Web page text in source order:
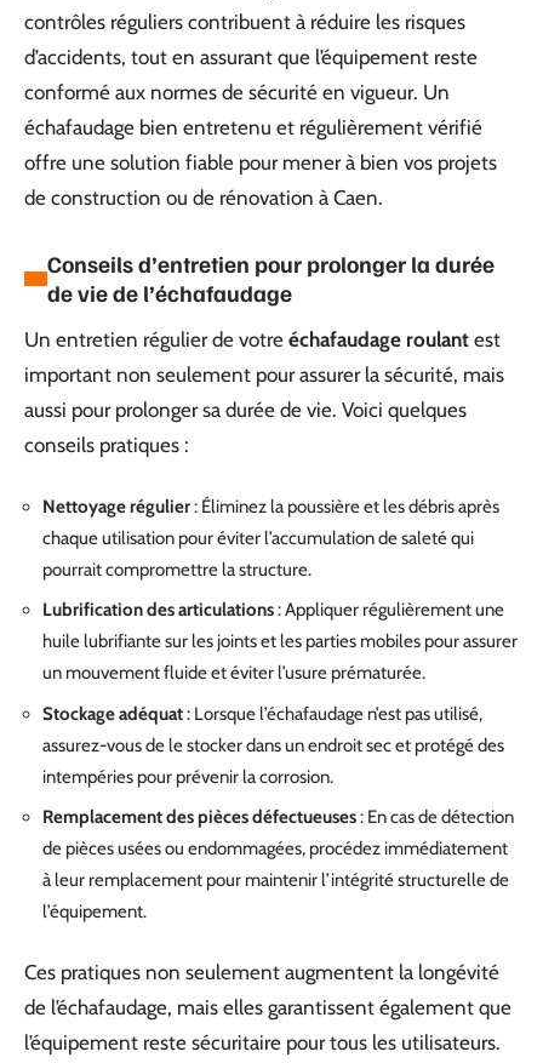
contrôles réguliers contribuent à réduire les risques
d’accidents, tout en assurant que l’équipement reste
conformé aux normes de sécurité en vigueur. Un
échafaudage bien entretenu et régulièrement vérifié
offre une solution fiable pour mener à bien vos projets
de construction ou de rénovation à Caen.
Conseils d’entretien pour prolonger la durée
de vie de l’échafaudage
Un entretien régulier de votre échafaudage roulant est
important non seulement pour assurer la sécurité, mais
aussi pour prolonger sa durée de vie. Voici quelques
conseils pratiques :
Nettoyage régulier: Éliminez la poussière et les débris après
chaque utilisation pour éviter l’accumulation de saleté qui
pourrait compromettre la structure.
Lubrification des articulations: Appliquer régulièrement une
huile lubrifiante sur les joints et les parties mobiles pour assurer
un mouvement fluide et éviter l’usure prématurée.
Stockage adéquat: Lorsque l’échafaudage n’est pas utilisé,
assurez-vous de le stocker dans un endroit sec et protégé des
intempéries pour prévenir la corrosion.
Remplacement des pièces défectueuses: En cas de détection
de pièces usées ou endommagées, procédez immédiatement
à leur remplacement pour maintenir l’intégrité structurelle de
l’équipement.
Ces pratiques non seulement augmentent la longévité
de l’échafaudage, mais elles garantissent également que
l’équipement reste sécuritaire pour tous les utilisateurs.